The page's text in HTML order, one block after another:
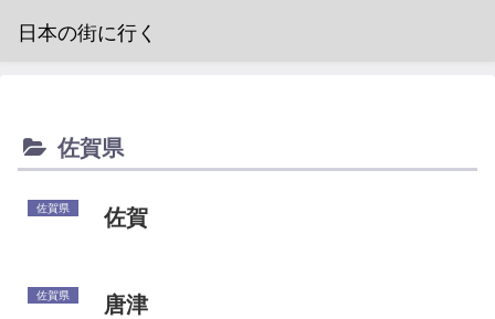
日本の街に行く
佐賀県
佐賀県 佐賀
佐賀県 唐津